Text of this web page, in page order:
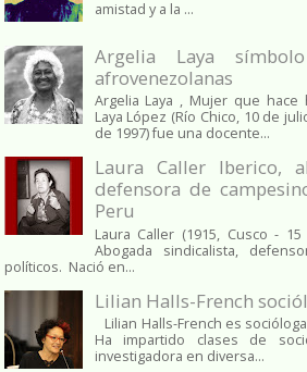
amistad y a la ...
Argelia Laya
afrovenezolanas
Argelia Laya , Mujer que
Laya López (Río Chico, 10 de
de 1997) fue una docente...
Laura Caller Iberico,
defensora de
Peru
Laura Caller (1915, Cusco -
Abogada sindicalista,
políticos. Nació en...
Lilian Halls-French
Lilian Halls-French es
Ha impartido clases de
investigadora en diversa...